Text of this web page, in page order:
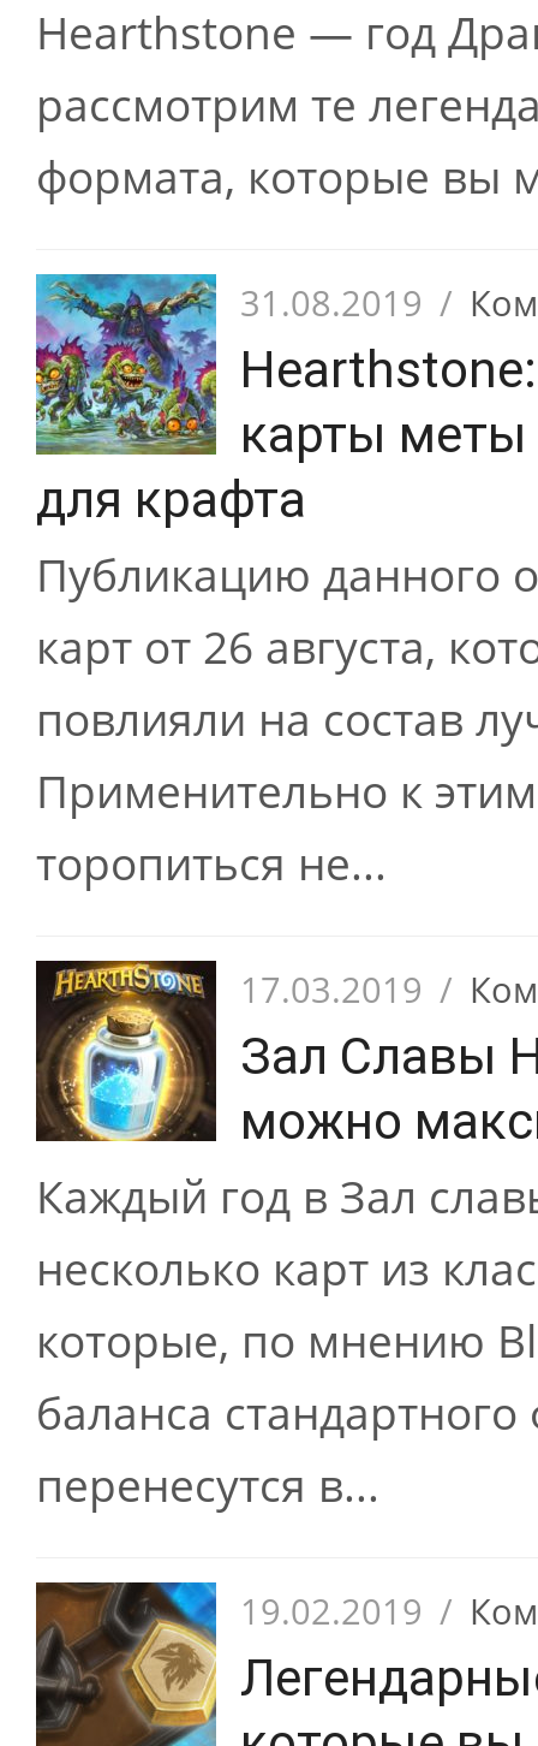
Hearthstone — год
рассмотрим те
формата, которые вы
31.08.2019 /
карты меты
для крафта
Публикацию данного
карт от 26 августа,
повлияли на состав
Применительно к
торопиться не...
17.03.2019 /
Зал Славы
можно
Каждый год в Зал
несколько карт из
которые, по мнению
баланса
перенесутся в...
19.02.2019 /